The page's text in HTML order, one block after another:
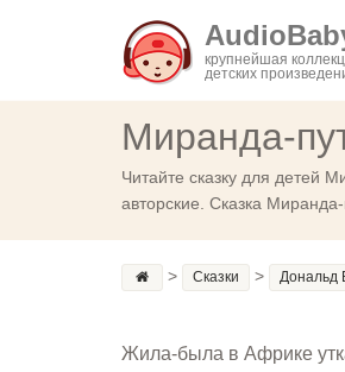
крупнейшая
детских
Миранда-
Читайте сказку для детей
авторские. Сказка
> Сказки > Дональд
Жила-была в Африке